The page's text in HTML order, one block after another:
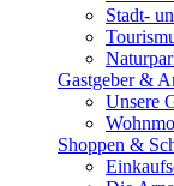
Stadt-
Gastgeber &
Unsere
Shoppen &